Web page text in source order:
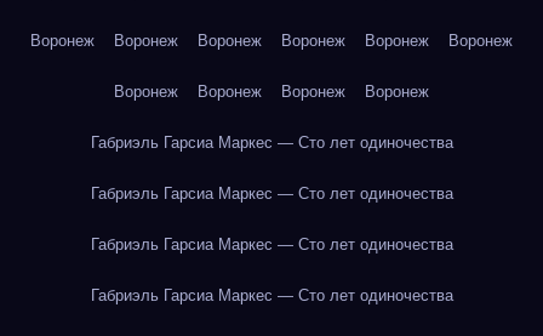
Воронеж Воронеж Воронеж Воронеж Воронеж Воронеж
Воронеж Воронеж Воронеж Воронеж
Габриэль Гарсиа Маркес — Сто лет одиночества
Габриэль Гарсиа Маркес — Сто лет одиночества
Габриэль Гарсиа Маркес — Сто лет одиночества
Габриэль Гарсиа Маркес — Сто лет одиночества